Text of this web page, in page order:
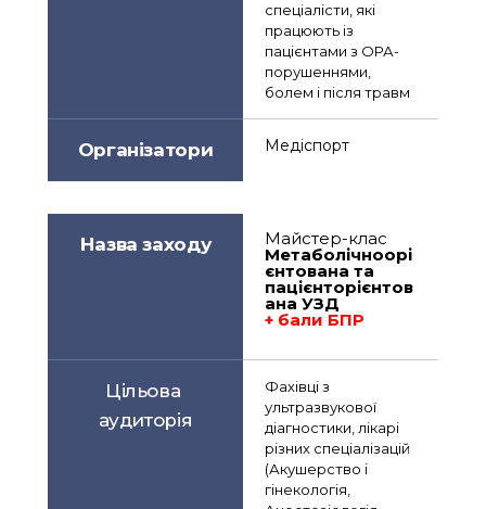
спеціалісти, які
працюють із
пацієнтами з ОРА-
порушеннями,
болем і після травм
Організатори Медіспорт
Назва заходу Майстер-клас
Метаболічноорі
єнтована та
пацієнторієнтов
ана УЗД
+ бали БПР
Цільова
аудиторія
Фахівці з
ультразвукової
діагностики, лікарі
різних спеціалізацій
(Акушерство і
гінекологія,